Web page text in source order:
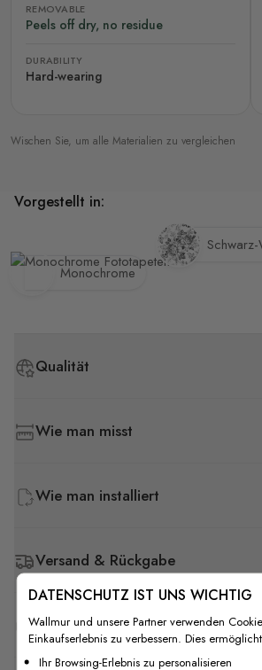
REMOVABLE
Peels off dry, no residue
DURABILITY
Hard-wearing
Wischen Sie, um alle Materialien zu vergleichen
Qualität
Wie man misst
Wie man installiert
Versand & Rückgabe
F.A.Q
Vorgestellt in:
Monochrome
DATENSCHUTZ IST UNS WICHTIG
Wallmur und unsere Partner verwenden
Einkaufserlebnis zu verbessern. Dies
Ihr Browsing-Erlebnis zu personalisieren